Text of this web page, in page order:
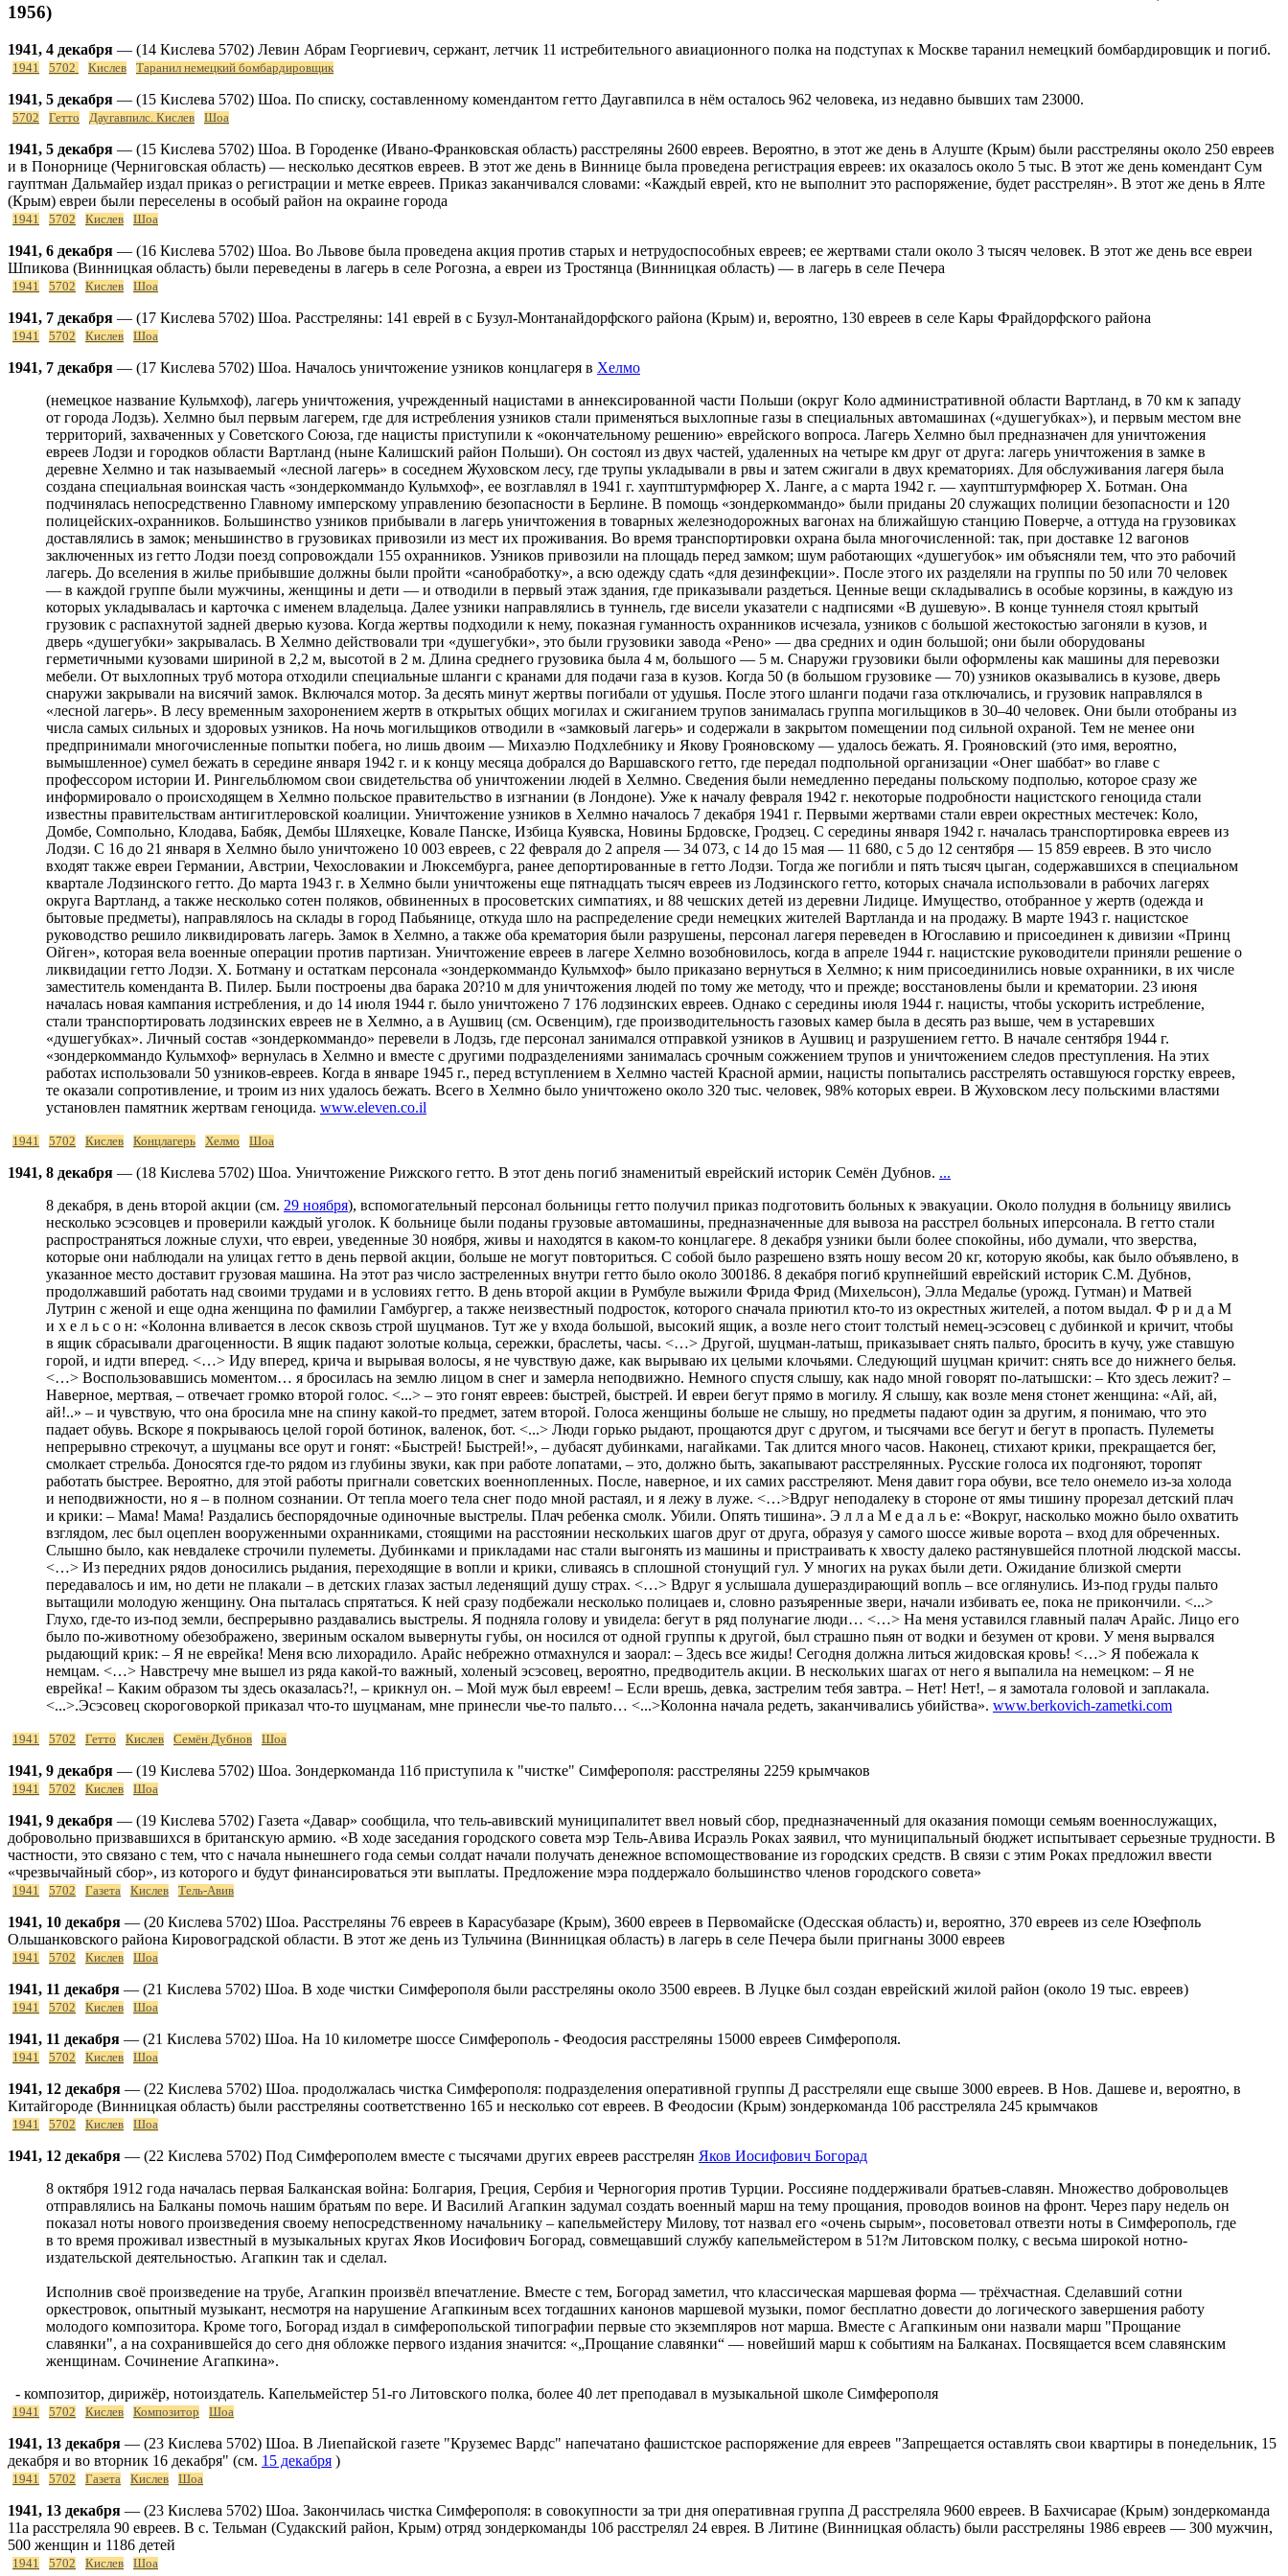
1956)
1941, 4 декабря — (14 Кислева 5702) Левин Абрам Георгиевич, сержант, летчик 11 истребительного авиационного полка на подступах к Москве таранил немецкий бомбардировщик и погиб.
1941 5702 Кислев Таранил немецкий бомбардировщик
1941, 5 декабря — (15 Кислева 5702) Шоа. По списку, составленному комендантом гетто Даугавпилса в нём осталось 962 человека, из недавно бывших там 23000.
5702 Гетто Даугавпилс. Кислев Шоа
1941, 5 декабря — (15 Кислева 5702) Шоа. В Городенке (Ивано-Франковская область) расстреляны 2600 евреев. Вероятно, в этот же день в Алуште (Крым) были расстреляны около 250 евреев
и в Понорнице (Черниговская область) — несколько десятков евреев. В этот же день в Виннице была проведена регистрация евреев: их оказалось около 5 тыс. В этот же день комендант Сум
гауптман Дальмайер издал приказ о регистрации и метке евреев. Приказ заканчивался словами: «Каждый еврей, кто не выполнит это распоряжение, будет расстрелян». В этот же день в Ялте
(Крым) евреи были переселены в особый район на окраине города
1941 5702 Кислев Шоа
1941, 6 декабря — (16 Кислева 5702) Шоа. Во Львове была проведена акция против старых и нетрудоспособных евреев; ее жертвами стали около 3 тысяч человек. В этот же день все евреи
Шпикова (Винницкая область) были переведены в лагерь в селе Рогозна, а евреи из Тростянца (Винницкая область) — в лагерь в селе Печера
1941 5702 Кислев Шоа
1941, 7 декабря — (17 Кислева 5702) Шоа. Расстреляны: 141 еврей в с Бузул-Монтанайдорфского района (Крым) и, вероятно, 130 евреев в селе Кары Фрайдорфского района
1941 5702 Кислев Шоа
1941, 7 декабря — (17 Кислева 5702) Шоа. Началось уничтожение узников концлагеря в Хелмо
(немецкое название Кульмхоф), лагерь уничтожения, учрежденный нацистами в аннексированной части Польши (округ Коло административной области Вартланд, в 70 км к западу
от города Лодзь). Хелмно был первым лагерем, где для истребления узников стали применяться выхлопные газы в специальных автомашинах («душегубках»), и первым местом вне
территорий, захваченных у Советского Союза, где нацисты приступили к «окончательному решению» еврейского вопроса. Лагерь Хелмно был предназначен для уничтожения
евреев Лодзи и городков области Вартланд (ныне Калишский район Польши). Он состоял из двух частей, удаленных на четыре км друг от друга: лагерь уничтожения в замке в
деревне Хелмно и так называемый «лесной лагерь» в соседнем Жуховском лесу, где трупы укладывали в рвы и затем сжигали в двух крематориях. Для обслуживания лагеря была
создана специальная воинская часть «зондеркоммандо Кульмхоф», ее возглавлял в 1941 г. хауптштурмфюрер Х. Ланге, а с марта 1942 г. — хауптштурмфюрер Х. Ботман. Она
подчинялась непосредственно Главному имперскому управлению безопасности в Берлине. В помощь «зондеркоммандо» были приданы 20 служащих полиции безопасности и 120
полицейских-охранников. Большинство узников прибывали в лагерь уничтожения в товарных железнодорожных вагонах на ближайшую станцию Поверче, а оттуда на грузовиках
доставлялись в замок; меньшинство в грузовиках привозили из мест их проживания. Во время транспортировки охрана была многочисленной: так, при доставке 12 вагонов
заключенных из гетто Лодзи поезд сопровождали 155 охранников. Узников привозили на площадь перед замком; шум работающих «душегубок» им объясняли тем, что это рабочий
лагерь. До вселения в жилье прибывшие должны были пройти «санобработку», а всю одежду сдать «для дезинфекции». После этого их разделяли на группы по 50 или 70 человек
— в каждой группе были мужчины, женщины и дети — и отводили в первый этаж здания, где приказывали раздеться. Ценные вещи складывались в особые корзины, в каждую из
которых укладывалась и карточка с именем владельца. Далее узники направлялись в туннель, где висели указатели с надписями «В душевую». В конце туннеля стоял крытый
грузовик с распахнутой задней дверью кузова. Когда жертвы подходили к нему, показная гуманность охранников исчезала, узников с большой жестокостью загоняли в кузов, и
дверь «душегубки» закрывалась. В Хелмно действовали три «душегубки», это были грузовики завода «Рено» — два средних и один большой; они были оборудованы
герметичными кузовами шириной в 2,2 м, высотой в 2 м. Длина среднего грузовика была 4 м, большого — 5 м. Снаружи грузовики были оформлены как машины для перевозки
мебели. От выхлопных труб мотора отходили специальные шланги с кранами для подачи газа в кузов. Когда 50 (в большом грузовике — 70) узников оказывались в кузове, дверь
снаружи закрывали на висячий замок. Включался мотор. За десять минут жертвы погибали от удушья. После этого шланги подачи газа отключались, и грузовик направлялся в
«лесной лагерь». В лесу временным захоронением жертв в открытых общих могилах и сжиганием трупов занималась группа могильщиков в 30–40 человек. Они были отобраны из
числа самых сильных и здоровых узников. На ночь могильщиков отводили в «замковый лагерь» и содержали в закрытом помещении под сильной охраной. Тем не менее они
предпринимали многочисленные попытки побега, но лишь двоим — Михаэлю Подхлебнику и Якову Грояновскому — удалось бежать. Я. Грояновский (это имя, вероятно,
вымышленное) сумел бежать в середине января 1942 г. и к концу месяца добрался до Варшавского гетто, где передал подпольной организации «Онег шаббат» во главе с
профессором истории И. Рингельблюмом свои свидетельства об уничтожении людей в Хелмно. Сведения были немедленно переданы польскому подполью, которое сразу же
информировало о происходящем в Хелмно польское правительство в изгнании (в Лондоне). Уже к началу февраля 1942 г. некоторые подробности нацистского геноцида стали
известны правительствам антигитлеровской коалиции. Уничтожение узников в Хелмно началось 7 декабря 1941 г. Первыми жертвами стали евреи окрестных местечек: Коло,
Домбе, Сомпольно, Клодава, Бабяк, Дембы Шляхецке, Ковале Панске, Избица Куявска, Новины Брдовске, Гродзец. С середины января 1942 г. началась транспортировка евреев из
Лодзи. С 16 до 21 января в Хелмно было уничтожено 10 003 евреев, с 22 февраля до 2 апреля — 34 073, с 14 до 15 мая — 11 680, с 5 до 12 сентября — 15 859 евреев. В это число
входят также евреи Германии, Австрии, Чехословакии и Люксембурга, ранее депортированные в гетто Лодзи. Тогда же погибли и пять тысяч цыган, содержавшихся в специальном
квартале Лодзинского гетто. До марта 1943 г. в Хелмно были уничтожены еще пятнадцать тысяч евреев из Лодзинского гетто, которых сначала использовали в рабочих лагерях
округа Вартланд, а также несколько сотен поляков, обвиненных в просоветских симпатиях, и 88 чешских детей из деревни Лидице. Имущество, отобранное у жертв (одежда и
бытовые предметы), направлялось на склады в город Пабьянице, откуда шло на распределение среди немецких жителей Вартланда и на продажу. В марте 1943 г. нацистское
руководство решило ликвидировать лагерь. Замок в Хелмно, а также оба крематория были разрушены, персонал лагеря переведен в Югославию и присоединен к дивизии «Принц
Ойген», которая вела военные операции против партизан. Уничтожение евреев в лагере Хелмно возобновилось, когда в апреле 1944 г. нацистские руководители приняли решение о
ликвидации гетто Лодзи. Х. Ботману и остаткам персонала «зондеркоммандо Кульмхоф» было приказано вернуться в Хелмно; к ним присоединились новые охранники, в их числе
заместитель коменданта В. Пилер. Были построены два барака 20?10 м для уничтожения людей по тому же методу, что и прежде; восстановлены были и крематории. 23 июня
началась новая кампания истребления, и до 14 июля 1944 г. было уничтожено 7 176 лодзинских евреев. Однако с середины июля 1944 г. нацисты, чтобы ускорить истребление,
стали транспортировать лодзинских евреев не в Хелмно, а в Аушвиц (см. Освенцим), где производительность газовых камер была в десять раз выше, чем в устаревших
«душегубках». Личный состав «зондеркоммандо» перевели в Лодзь, где персонал занимался отправкой узников в Аушвиц и разрушением гетто. В начале сентября 1944 г.
«зондеркоммандо Кульмхоф» вернулась в Хелмно и вместе с другими подразделениями занималась срочным сожжением трупов и уничтожением следов преступления. На этих
работах использовали 50 узников-евреев. Когда в январе 1945 г., перед вступлением в Хелмно частей Красной армии, нацисты попытались расстрелять оставшуюся горстку евреев,
те оказали сопротивление, и троим из них удалось бежать. Всего в Хелмно было уничтожено около 320 тыс. человек, 98% которых евреи. В Жуховском лесу польскими властями
установлен памятник жертвам геноцида. www.eleven.co.il
1941 5702 Кислев Концлагерь Хелмо Шоа
1941, 8 декабря — (18 Кислева 5702) Шоа. Уничтожение Рижского гетто. В этот день погиб знаменитый еврейский историк Семён Дубнов. ...
8 декабря, в день второй акции (см. 29 ноября), вспомогательный персонал больницы гетто получил приказ подготовить больных к эвакуации. Около полудня в больницу явились
несколько эсэсовцев и проверили каждый уголок. К больнице были поданы грузовые автомашины, предназначенные для вывоза на расстрел больных иперсонала. В гетто стали
распространяться ложные слухи, что евреи, уведенные 30 ноября, живы и находятся в каком-то концлагере. 8 декабря узники были более спокойны, ибо думали, что зверства,
которые они наблюдали на улицах гетто в день первой акции, больше не могут повториться. С собой было разрешено взять ношу весом 20 кг, которую якобы, как было объявлено, в
указанное место доставит грузовая машина. На этот раз число застреленных внутри гетто было около 300186. 8 декабря погиб крупнейший еврейский историк С.М. Дубнов,
продолжавший работать над своими трудами и в условиях гетто. В день второй акции в Румбуле выжили Фрида Фрид (Михельсон), Элла Медалье (урожд. Гутман) и Матвей
Лутрин с женой и еще одна женщина по фамилии Гамбургер, а также неизвестный подросток, которого сначала приютил кто-то из окрестных жителей, а потом выдал. Ф р и д а М
и х е л ь с о н: «Колонна вливается в лесок сквозь строй шуцманов. Тут же у входа большой, высокий ящик, а возле него стоит толстый немец-эсэсовец с дубинкой и кричит, чтобы
в ящик сбрасывали драгоценности. В ящик падают золотые кольца, сережки, браслеты, часы. <…> Другой, шуцман-латыш, приказывает снять пальто, бросить в кучу, уже ставшую
горой, и идти вперед. <…> Иду вперед, крича и вырывая волосы, я не чувствую даже, как вырываю их целыми клочьями. Следующий шуцман кричит: снять все до нижнего белья.
<…> Воспользовавшись моментом… я бросилась на землю лицом в снег и замерла неподвижно. Немного спустя слышу, как надо мной говорят по-латышски: – Кто здесь лежит? –
Наверное, мертвая, – отвечает громко второй голос. <...> – это гонят евреев: быстрей, быстрей. И евреи бегут прямо в могилу. Я слышу, как возле меня стонет женщина: «Ай, ай,
ай!..» – и чувствую, что она бросила мне на спину какой-то предмет, затем второй. Голоса женщины больше не слышу, но предметы падают один за другим, я понимаю, что это
падает обувь. Вскоре я покрываюсь целой горой ботинок, валенок, бот. <...> Люди горько рыдают, прощаются друг с другом, и тысячами все бегут и бегут в пропасть. Пулеметы
непрерывно стрекочут, а шуцманы все орут и гонят: «Быстрей! Быстрей!», – дубасят дубинками, нагайками. Так длится много часов. Наконец, стихают крики, прекращается бег,
смолкает стрельба. Доносятся где-то рядом из глубины звуки, как при работе лопатами, – это, должно быть, закапывают расстрелянных. Русские голоса их подгоняют, торопят
работать быстрее. Вероятно, для этой работы пригнали советских военнопленных. После, наверное, и их самих расстреляют. Меня давит гора обуви, все тело онемело из-за холода
и неподвижности, но я – в полном сознании. От тепла моего тела снег подо мной растаял, и я лежу в луже. <…>Вдруг неподалеку в стороне от ямы тишину прорезал детский плач
и крики: – Мама! Мама! Раздались беспорядочные одиночные выстрелы. Плач ребенка смолк. Убили. Опять тишина». Э л л а М е д а л ь е: «Вокруг, насколько можно было охватить
взглядом, лес был оцеплен вооруженными охранниками, стоящими на расстоянии нескольких шагов друг от друга, образуя у самого шоссе живые ворота – вход для обреченных.
Слышно было, как невдалеке строчили пулеметы. Дубинками и прикладами нас стали выгонять из машины и пристраивать к хвосту далеко растянувшейся плотной людской массы.
<…> Из передних рядов доносились рыдания, переходящие в вопли и крики, сливаясь в сплошной стонущий гул. У многих на руках были дети. Ожидание близкой смерти
передавалось и им, но дети не плакали – в детских глазах застыл леденящий душу страх. <…> Вдруг я услышала душераздирающий вопль – все оглянулись. Из-под груды пальто
вытащили молодую женщину. Она пыталась спрятаться. К ней сразу подбежали несколько полицаев и, словно разъяренные звери, начали избивать ее, пока не прикончили. <...>
Глухо, где-то из-под земли, беспрерывно раздавались выстрелы. Я подняла голову и увидела: бегут в ряд полунагие люди… <…> На меня уставился главный палач Арайс. Лицо его
было по-животному обезображено, звериным оскалом вывернуты губы, он носился от одной группы к другой, был страшно пьян от водки и безумен от крови. У меня вырвался
рыдающий крик: – Я не еврейка! Меня всю лихорадило. Арайс небрежно отмахнулся и заорал: – Здесь все жиды! Сегодня должна литься жидовская кровь! <…> Я побежала к
немцам. <…> Навстречу мне вышел из ряда какой-то важный, холеный эсэсовец, вероятно, предводитель акции. В нескольких шагах от него я выпалила на немецком: – Я не
еврейка! – Каким образом ты здесь оказалась?!, – крикнул он. – Мой муж был евреем! – Если врешь, девка, застрелим тебя завтра. – Нет! Нет!, – я замотала головой и заплакала.
<...>.Эсэсовец скороговоркой приказал что-то шуцманам, мне принесли чье-то пальто… <...>Колонна начала редеть, заканчивались убийства». www.berkovich-zametki.com
1941 5702 Гетто Кислев Семён Дубнов Шоа
1941, 9 декабря — (19 Кислева 5702) Шоа. Зондеркоманда 11б приступила к "чистке" Симферополя: расстреляны 2259 крымчаков
1941 5702 Кислев Шоа
1941, 9 декабря — (19 Кислева 5702) Газета «Давар» сообщила, что тель-авивский муниципалитет ввел новый сбор, предназначенный для оказания помощи семьям военнослужащих,
добровольно призвавшихся в британскую армию. «В ходе заседания городского совета мэр Тель-Авива Исраэль Роках заявил, что муниципальный бюджет испытывает серьезные трудности. В
частности, это связано с тем, что с начала нынешнего года семьи солдат начали получать денежное вспомоществование из городских средств. В связи с этим Роках предложил ввести
«чрезвычайный сбор», из которого и будут финансироваться эти выплаты. Предложение мэра поддержало большинство членов городского совета»
1941 5702 Газета Кислев Тель-Авив
1941, 10 декабря — (20 Кислева 5702) Шоа. Расстреляны 76 евреев в Карасубазаре (Крым), 3600 евреев в Первомайске (Одесская область) и, вероятно, 370 евреев из селе Юзефполь
Ольшанковского района Кировоградской области. В этот же день из Тульчина (Винницкая область) в лагерь в селе Печера были пригнаны 3000 евреев
1941 5702 Кислев Шоа
1941, 11 декабря — (21 Кислева 5702) Шоа. В ходе чистки Симферополя были расстреляны около 3500 евреев. В Луцке был создан еврейский жилой район (около 19 тыс. евреев)
1941 5702 Кислев Шоа
1941, 11 декабря — (21 Кислева 5702) Шоа. На 10 километре шоссе Симферополь - Феодосия расстреляны 15000 евреев Симферополя.
1941 5702 Кислев Шоа
1941, 12 декабря — (22 Кислева 5702) Шоа. продолжалась чистка Симферополя: подразделения оперативной группы Д расстреляли еще свыше 3000 евреев. В Нов. Дашеве и, вероятно, в
Китайгороде (Винницкая область) были расстреляны соответственно 165 и несколько сот евреев. В Феодосии (Крым) зондеркоманда 10б расстреляла 245 крымчаков
1941 5702 Кислев Шоа
1941, 12 декабря — (22 Кислева 5702) Под Симферополем вместе с тысячами других евреев расстрелян Яков Иосифович Богорад
8 октября 1912 года началась первая Балканская война: Болгария, Греция, Сербия и Черногория против Турции. Россияне поддерживали братьев-славян. Множество добровольцев
отправлялись на Балканы помочь нашим братьям по вере. И Василий Агапкин задумал создать военный марш на тему прощания, проводов воинов на фронт. Через пару недель он
показал ноты нового произведения своему непосредственному начальнику – капельмейстеру Милову, тот назвал его «очень сырым», посоветовал отвезти ноты в Симферополь, где
в то время проживал известный в музыкальных кругах Яков Иосифович Богорад, совмещавший службу капельмейстером в 51?м Литовском полку, с весьма широкой нотно-
издательской деятельностью. Агапкин так и сделал.
Исполнив своё произведение на трубе, Агапкин произвёл впечатление. Вместе с тем, Богорад заметил, что классическая маршевая форма — трёхчастная. Сделавший сотни
оркестровок, опытный музыкант, несмотря на нарушение Агапкиным всех тогдашних канонов маршевой музыки, помог бесплатно довести до логического завершения работу
молодого композитора. Кроме того, Богорад издал в симферопольской типографии первые сто экземпляров нот марша. Вместе с Агапкиным они назвали марш "Прощание
славянки", а на сохранившейся до сего дня обложке первого издания значится: «„Прощание славянки“ — новейший марш к событиям на Балканах. Посвящается всем славянским
женщинам. Сочинение Агапкина».
- композитор, дирижёр, нотоиздатель. Капельмейстер 51-го Литовского полка, более 40 лет преподавал в музыкальной школе Симферополя
1941 5702 Кислев Композитор Шоа
1941, 13 декабря — (23 Кислева 5702) Шоа. В Лиепайской газете "Круземес Вардс" напечатано фашистское распоряжение для евреев "Запрещается оставлять свои квартиры в понедельник, 15
декабря и во вторник 16 декабря" (см. 15 декабря )
1941 5702 Газета Кислев Шоа
1941, 13 декабря — (23 Кислева 5702) Шоа. Закончилась чистка Симферополя: в совокупности за три дня оперативная группа Д расстреляла 9600 евреев. В Бахчисарае (Крым) зондеркоманда
11а расстреляла 90 евреев. В с. Тельман (Судакский район, Крым) отряд зондеркоманды 10б расстрелял 24 еврея. В Литине (Винницкая область) были расстреляны 1986 евреев — 300 мужчин,
500 женщин и 1186 детей
1941 5702 Кислев Шоа